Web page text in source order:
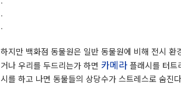
.
.
하지만 백화점 동물원은 일반 동물원에 비해 전시
거나 우리를 두드리는가 하면 카메라플래시를 터트
시를 하고 나면 동물들의 상당수가 스트레스로 숨진